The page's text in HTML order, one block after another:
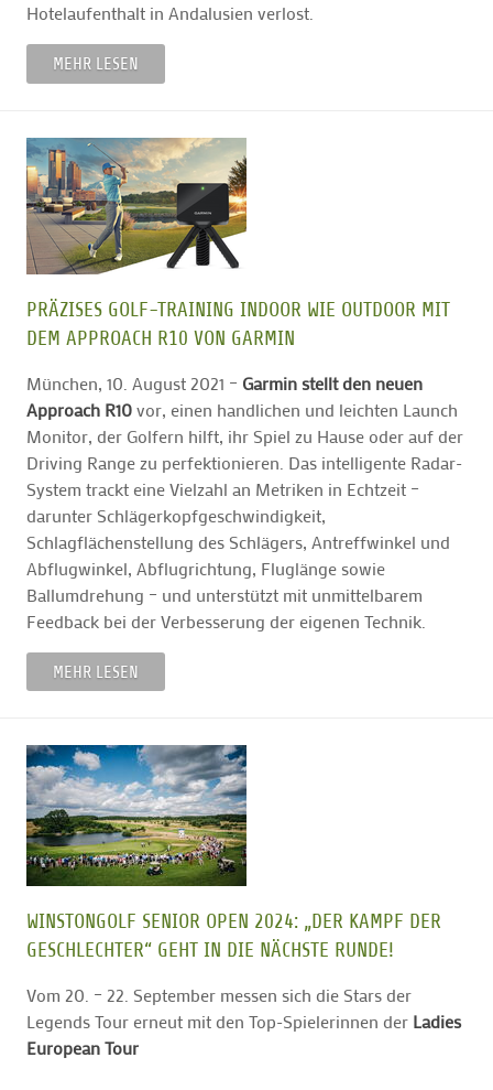
Hotelaufenthalt in Andalusien verlost.
MEHR LESEN
PRÄZISES GOLF-TRAINING INDOOR WIE OUTDOOR MIT
DEM APPROACH R10 VON GARMIN
München, 10. August 2021 – Garmin stellt den neuen
Approach R10vor, einen handlichen und leichten Launch
Monitor, der Golfern hilft, ihr Spiel zu Hause oder auf der
Driving Range zu perfektionieren. Das intelligente Radar-
System trackt eine Vielzahl an Metriken in Echtzeit –
darunter Schlägerkopfgeschwindigkeit,
Schlagflächenstellung des Schlägers, Antreffwinkel und
Abflugwinkel, Abflugrichtung, Fluglänge sowie
Ballumdrehung – und unterstützt mit unmittelbarem
Feedback bei der Verbesserung der eigenen Technik.
MEHR LESEN
WINSTONGOLF SENIOR OPEN 2024: „DER KAMPF DER
GESCHLECHTER“ GEHT IN DIE NÄCHSTE RUNDE!
Vom 20. – 22. September messen sich die Stars der
Legends Tour erneut mit den Top-Spielerinnen der Ladies
European Tour